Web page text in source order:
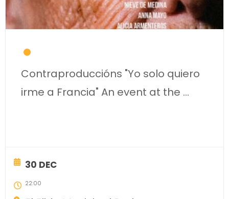
Contraproduccións "Yo solo quiero
irme a Francia" An event at the ...
30 DEC
22:00